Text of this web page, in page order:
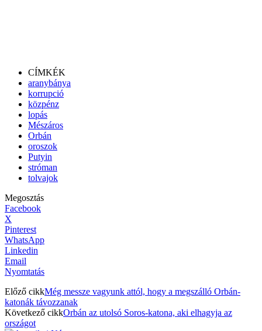
CÍMKÉK
aranybánya
korrupció
közpénz
lopás
Mészáros
Orbán
oroszok
Putyin
stróman
tolvajok
Megosztás
Facebook
X
Pinterest
WhatsApp
Linkedin
Email
Nyomtatás
Előző cikkMég messze vagyunk attól, hogy a megszálló Orbán-
katonák távozzanak
Következő cikkOrbán az utolsó Soros-katona, aki elhagyja az
országot